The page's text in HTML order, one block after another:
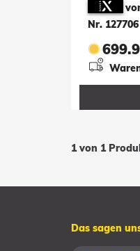
Nr. 127706
1 von 1
Das sagen